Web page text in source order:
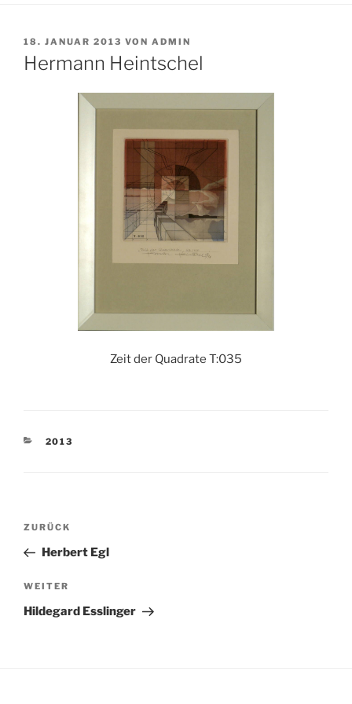
VERÖFFENTLICHT
AM
18. JANUAR 2013 VON ADMIN
Hermann Heintschel
Zeit der Quadrate T:035
KATEGORIEN
2013
Beitragsnavigation
Vorheriger
Beitrag
ZURÜCK
Herbert Egl
Nächster
Beitrag
WEITER
Hildegard Esslinger